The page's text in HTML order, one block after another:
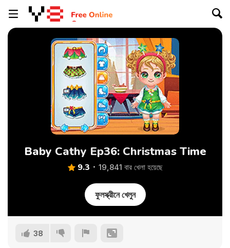
Baby Cathy Ep36: Christmas Time
9.3 19,841 বার খেলা হয়েছে
ফুলস্ক্রীনে খেলুন
38